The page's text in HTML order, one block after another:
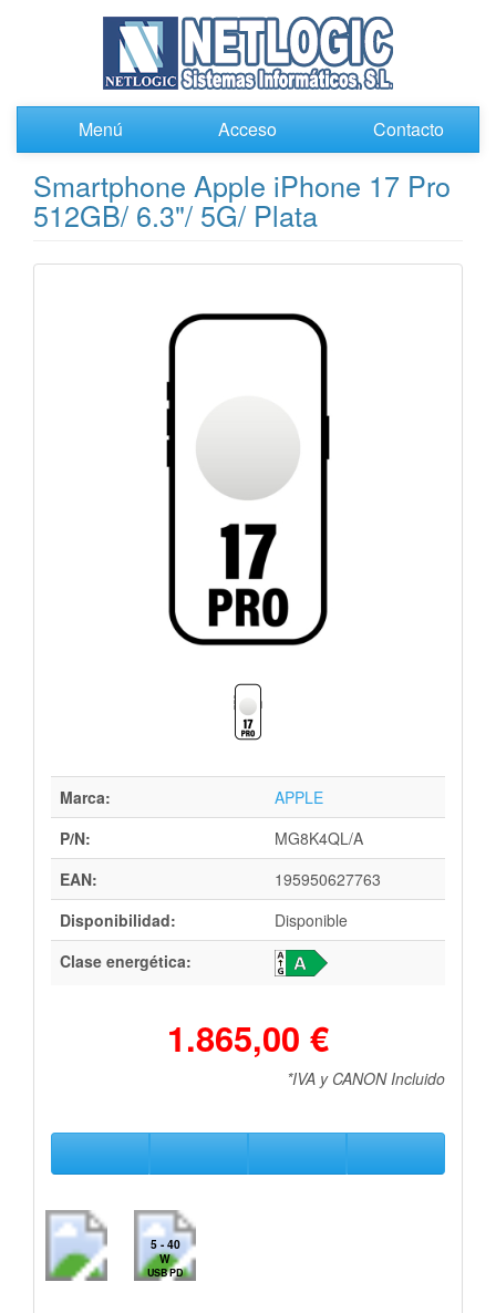
Menú Acceso Contacto
Smartphone Apple iPhone 17 Pro
512GB/ 6.3"/ 5G/ Plata
Marca:
APPLE
P/N:
MG8K4QL/A
EAN:
195950627763
Disponibilidad:
Disponible
Clase energética:
1.865,00 €
*IVA y CANON Incluido
5 - 40
W
USB PD